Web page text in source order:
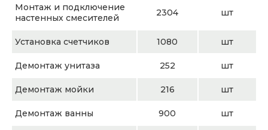
Монтаж и подключение
настенных смесителей
2304 шт
Установка счетчиков 1080 шт
Демонтаж унитаза 252 шт
Демонтаж мойки 216 шт
Демонтаж ванны 900 шт